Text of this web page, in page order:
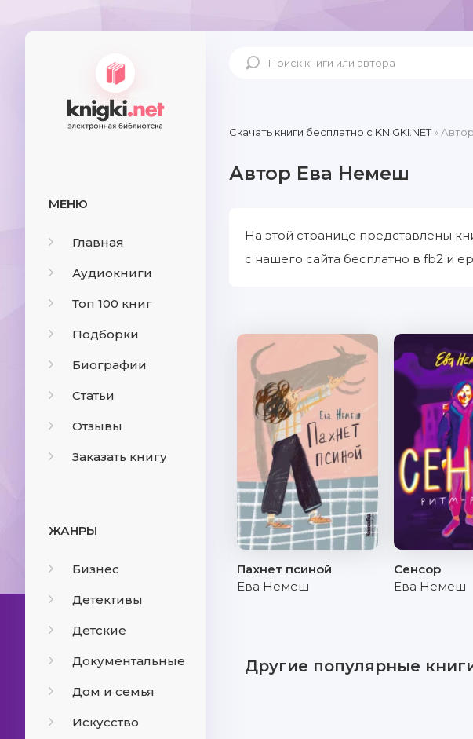
МЕНЮ
Главная
Аудиокниги
Топ 100 книг
Подборки
Биографии
Статьи
Отзывы
Заказать книгу
ЖАНРЫ
Бизнес
Детективы
Детские
Документальные
Дом и семья
Искусство
Скачать книги бесплатно c KNIGKI.NET»
Автор Ева Немеш
На этой странице представлены
с нашего сайта бесплатно в fb2 и
Пахнет псиной
Ева Немеш
Сенсор
Ева Немеш
Другие популярные